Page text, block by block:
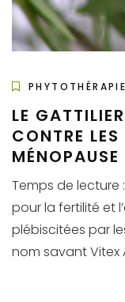
PHYTOTHÉRAPIE
LE
CONTRE
MÉNOPAUSE
Temps de lecture
pour la fertilité et
plébiscitées par
nom savant Vitex